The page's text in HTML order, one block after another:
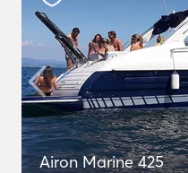
Airon Marine 425